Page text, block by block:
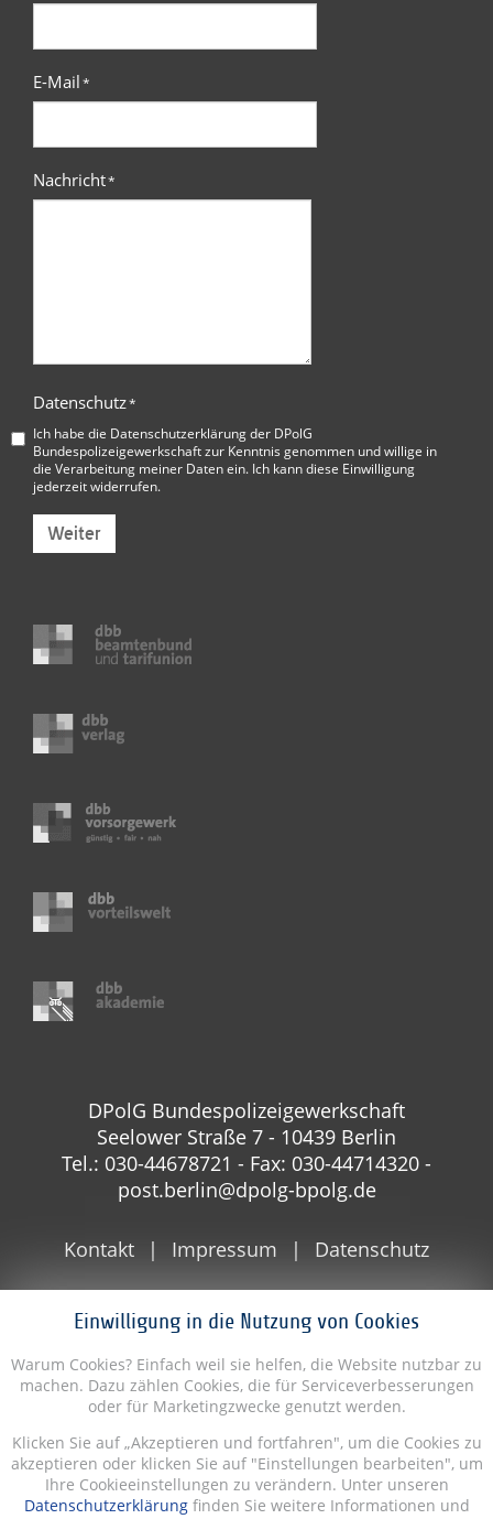
Einwilligung in die Nutzung von Cookies
Warum Cookies? Einfach weil sie helfen, die Website nutzbar zu
machen. Dazu zählen Cookies, die für Serviceverbesserungen
oder für Marketingzwecke genutzt werden.
Klicken Sie auf „Akzeptieren und fortfahren", um die Cookies zu
akzeptieren oder klicken Sie auf "Einstellungen bearbeiten", um
Ihre Cookieeinstellungen zu verändern. Unter unseren
Datenschutzerklärungfinden Sie weitere Informationen und
E-Mail*
Nachricht*
Datenschutz*
Ich habe die Datenschutzerklärung der DPolG
Bundespolizeigewerkschaftzur Kenntnis genommen und willige in
die Verarbeitung meiner Daten ein. Ich kann diese Einwilligung
jederzeit widerrufen.
Weiter
DPolG Bundespolizeigewerkschaft
Seelower Straße 7 - 10439 Berlin
Tel.: 030-44678721 - Fax: 030-44714320 -
post.berlin@dpolg-bpolg.de
Kontakt Impressum Datenschutz